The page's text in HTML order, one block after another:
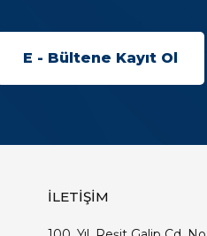
İLETİŞİM